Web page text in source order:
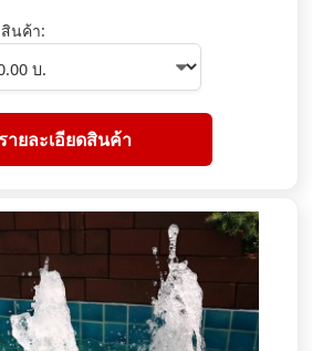
นค้า:
ายละเอียดสินค้า